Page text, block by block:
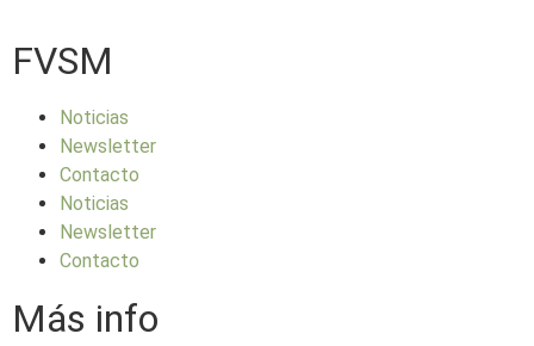
FVSM
Noticias
Newsletter
Contacto
Noticias
Newsletter
Contacto
Más info